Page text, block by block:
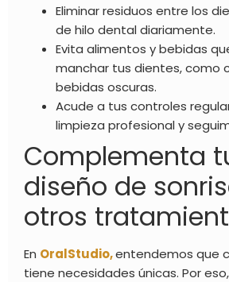
Eliminar residuos entre los
de hilo dental diariamente.
Evita alimentos y bebidas
manchar tus dientes, como
bebidas oscuras.
Acude a tus controles
limpieza profesional y
Complementa
diseño de
otros
En OralStudio,entendemos que
tiene necesidades únicas. Por